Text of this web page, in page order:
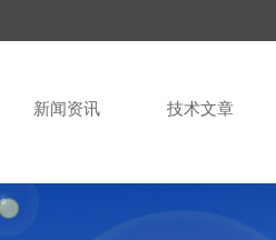
新闻资讯 技术文章